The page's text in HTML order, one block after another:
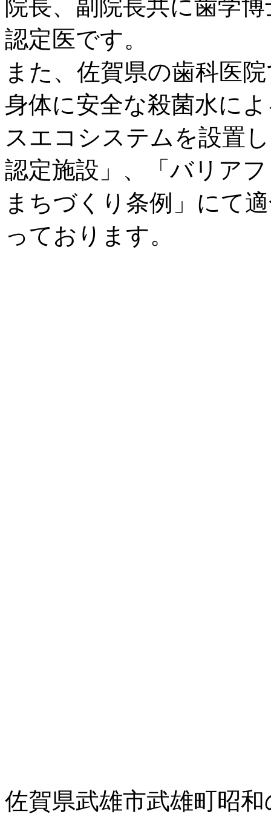
院長、副院長共に歯学
認定医です。
また、佐賀県の歯科医
身体に安全な殺菌水に
スエコシステムを設置
認定施設」、「バリア
まちづくり条例」にて
っております。
佐賀県武雄市武雄町昭